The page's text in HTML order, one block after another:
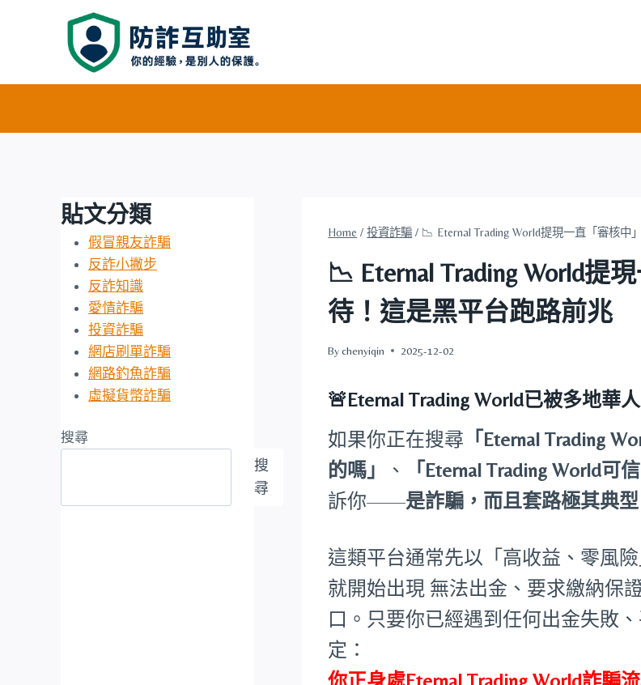
Home / 投資詐騙 / 📉 Eternal Trading World提現一直「審核
📉 Eternal Trading World提
待！這是黑平台跑路前兆
By chenyiqin 2025-12-02
🚨Eternal Trading World已被多地華
如果你正在搜尋 「Eternal Trading
的嗎」
、 「Eternal Trading World可信
訴你——是詐騙，而且套路極其典型
這類平台通常先以「高收益、零風
就開始出現 無法出金、要求繳納保
口。只要你已經遇到任何出金失敗
定：
你正身處Eternal Trading World詐騙
貼文分類
假冒親友詐騙
反詐小撇步
反詐知識
愛情詐騙
投資詐騙
網店刷單詐騙
網路釣魚詐騙
虛擬貨幣詐騙
搜尋
搜
尋